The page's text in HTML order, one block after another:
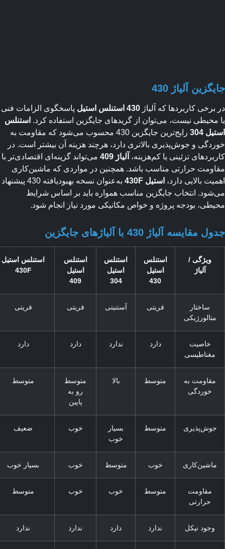
آلیاژ 430
کاربردها که آلیاژ430 استنلس استیل
پاسخگوی الزامات فنی
نیست، می‌توان از گریدهای جایگزین استفاده کرد. استنلس
304
رایج‌ترین جایگزین 430 محسوب می‌شود که مقاومت به
و جوش‌پذیری بالاتری دارد، هرچند هزینه آن بیشتر است. در
تزئینی یا کم‌هزینه،آلیاژ 409
می‌تواند گزینه‌ای اقتصادی‌تر با
حرارتی مناسب باشد. همچنین در مواردی که ماشین‌کاری
بالایی دارد، استیل 430F
به‌عنوان نسخه بهبود‌یافته 430 پیشنهاد
انتخاب جایگزین مناسب همواره باید بر اساس شرایط
بودجه پروژه و خواص مکانیکی مورد نیاز انجام شود.
آلیاژ 430 با آلیاژهای جایگزین
ویژگی /
آلیاژ
استنلس
استیل
430
استنلس
استیل
304
استنلس
استیل
409
استنلس استیل
430F
ساختار
متالورژیکی
فریتی آستنیتی فریتی فریتی
خاصیت
مغناطیسی
دارد ندارد دارد دارد
مقاومت به
خوردگی
متوسط
متوسط
رو به
پایین
متوسط
جوش‌پذیری متوسط
بسیار
خوب
خوب ضعیف
ماشین‌کاری خوب متوسط خوب بسیار خوب
مقاومت
حرارتی
متوسط خوب خوب متوسط
وجود نیکل ندارد دارد ندارد ندارد